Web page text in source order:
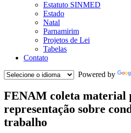
Estatuto SINMED
Estado
Natal
Parnamirim
Projetos de Lei
Tabelas
Contato
Powered by
FENAM coleta material
representação sobre
trabalho